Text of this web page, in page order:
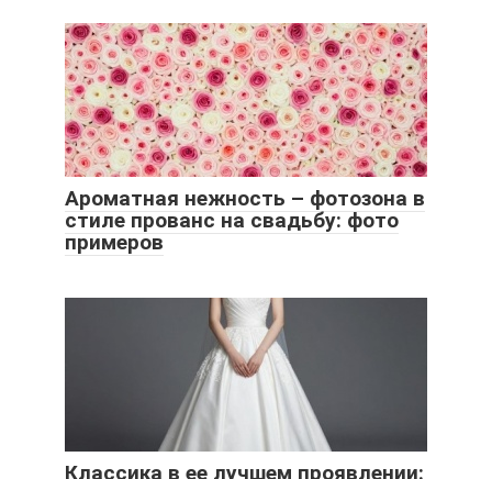
Ароматная нежность – фотозона в
стиле прованс на свадьбу: фото
примеров
Классика в ее лучшем проявлении: